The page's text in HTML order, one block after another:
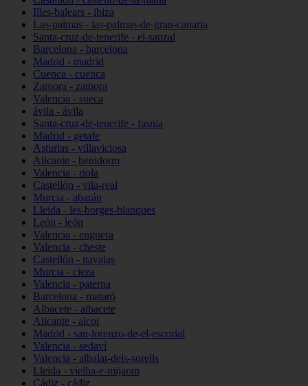
Illes-balears - ibiza
Las-palmas - las-palmas-de-gran-canaria
Santa-cruz-de-tenerife - el-sauzal
Barcelona - barcelona
Madrid - madrid
Cuenca - cuenca
Zamora - zamora
Valencia - sueca
ávila - ávila
Santa-cruz-de-tenerife - fasnia
Madrid - getafe
Asturias - villaviciosa
Alicante - benidorm
Valencia - riola
Castellón - vila-real
Murcia - abarán
Lleida - les-borges-blanques
León - león
Valencia - enguera
Valencia - cheste
Castellón - navajas
Murcia - cieza
Valencia - paterna
Barcelona - mataró
Albacete - albacete
Alicante - alcoi
Madrid - san-lorenzo-de-el-escorial
Valencia - sedaví
Valencia - albalat-dels-sorells
Lleida - vielha-e-mijaran
Cádiz - cádiz